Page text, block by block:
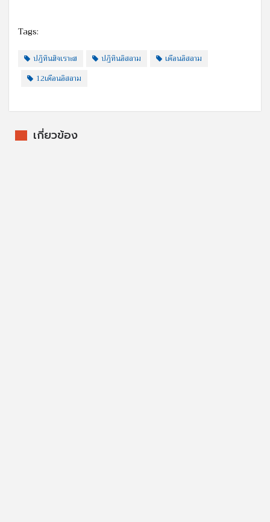
Tags:
ปฏิทินฮิจเราะฮ ปฏิทินอิสลาม
เดือนอิสลาม
12เดือนอิสลาม
เกี่ยวข้อง